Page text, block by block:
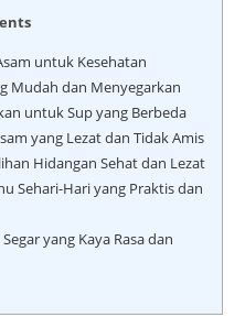
untuk Kesehatan
Mudah dan Menyegarkan
untuk Sup yang Berbeda
yang Lezat dan Tidak Amis
Hidangan Sehat dan Lezat
Sehari-Hari yang Praktis dan
yang Kaya Rasa dan